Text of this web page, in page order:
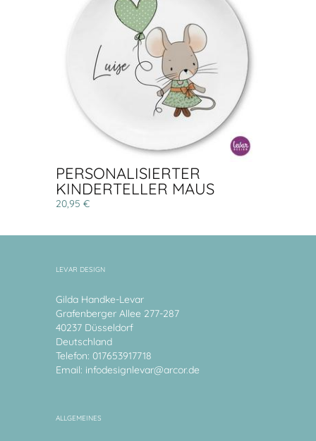
PERSONALISIERTER
KINDERTELLER MAUS
20,95 €
LEVAR DESIGN
Gilda Handke-Levar
Grafenberger Allee 277-287
40237 Düsseldorf
Deutschland
Telefon: 017653917718
Email: infodesignlevar@arcor.de
ALLGEMEINES